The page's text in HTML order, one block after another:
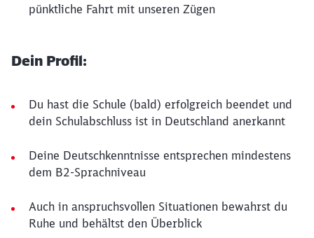
pünktliche Fahrt mit unseren Zügen
Dein Profil:
Du hast die Schule (bald) erfolgreich beendet und
dein Schulabschluss ist in Deutschland anerkannt
Deine Deutschkenntnisse entsprechen mindestens
dem B2-Sprachniveau
Auch in anspruchsvollen Situationen bewahrst du
Ruhe und behältst den Überblick